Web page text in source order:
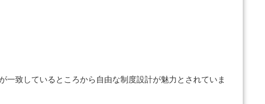
致しているところから自由な制度設計が魅力とされていま